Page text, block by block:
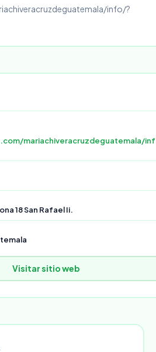
info/?
mariachiveracruzdeguatemala/
18 San Rafael Ii.
Visitar sitio web